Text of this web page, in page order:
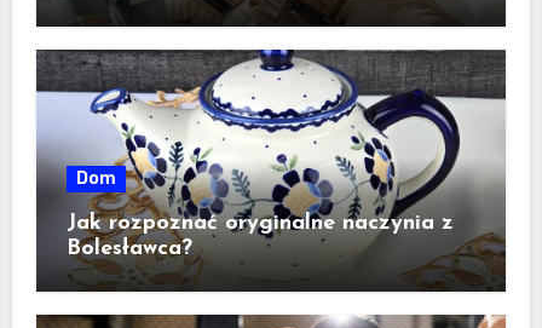
Dom
Jak rozpoznać oryginalne naczynia z
Bolesławca?